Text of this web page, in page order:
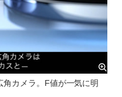
カメラ。F値が一気に明